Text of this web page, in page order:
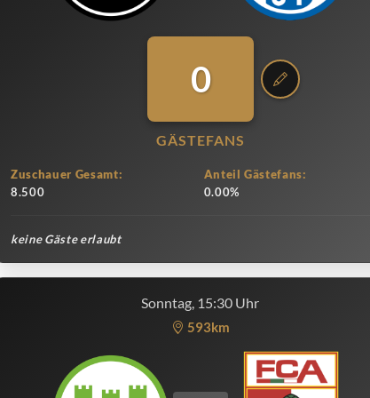
0
GÄSTEFANS
Zuschauer Gesamt:
8.500
Anteil Gästefans:
0.00%
keine Gäste erlaubt
Sonntag, 15:30 Uhr
593km